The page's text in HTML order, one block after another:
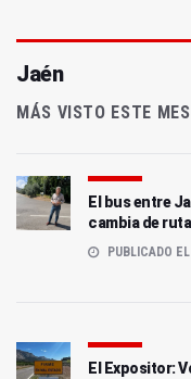
Jaén
MÁS VISTO ESTE MES
El bus entre
cambia de ruta
PUBLICADO
El Expositor: